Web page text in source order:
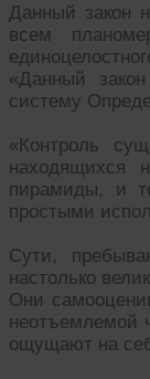
Данный закон
всем
«Данный
систему
«Контроль
находящихся
пирамиды, и
простыми
Сути,
настолько
Они
неотъемлемой
ощущают на